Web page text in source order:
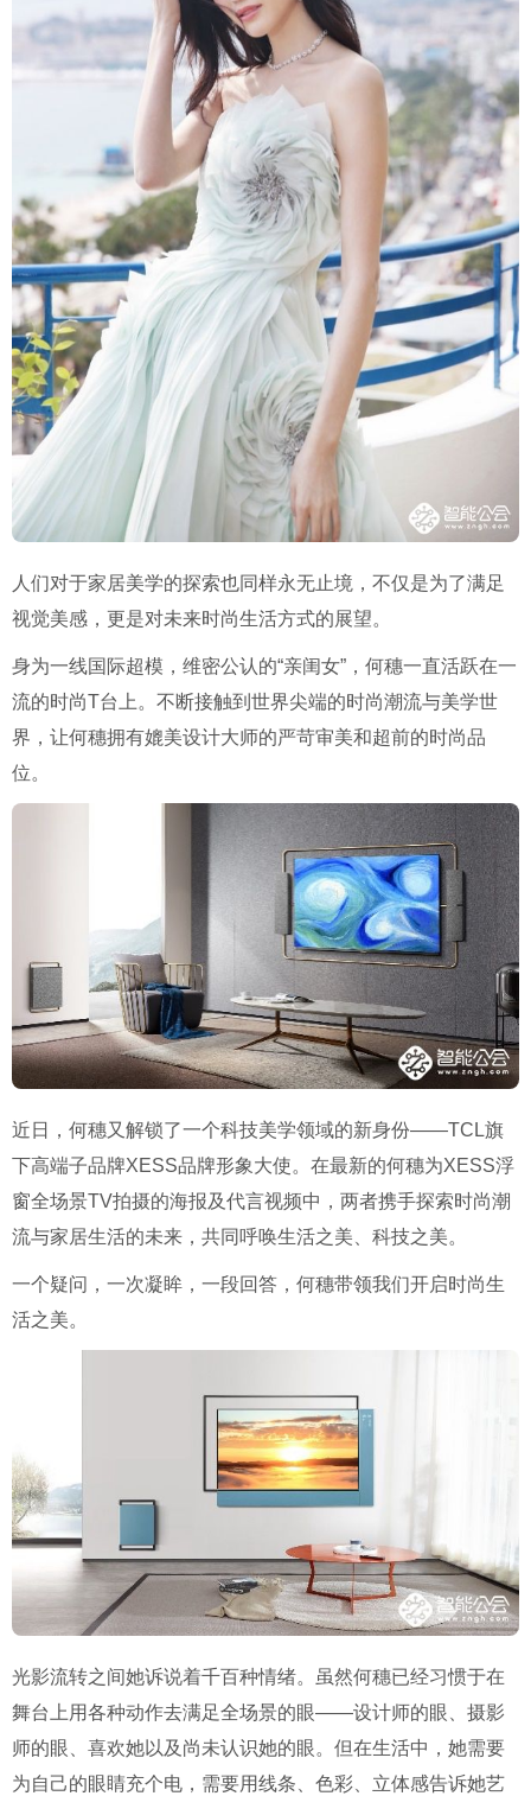
人们对于家居美学的探索也同样永无止境，不仅是为了满足
视觉美感，更是对未来时尚生活方式的展望。
身为一线国际超模，维密公认的“亲闺女”，何穗一直活跃在一
流的时尚T台上。不断接触到世界尖端的时尚潮流与美学世
界，让何穗拥有媲美设计大师的严苛审美和超前的时尚品
位。
近日，何穗又解锁了一个科技美学领域的新身份——TCL旗
下高端子品牌XESS品牌形象大使。在最新的何穗为XESS浮
窗全场景TV拍摄的海报及代言视频中，两者携手探索时尚潮
流与家居生活的未来，共同呼唤生活之美、科技之美。
一个疑问，一次凝眸，一段回答，何穗带领我们开启时尚生
活之美。
光影流转之间她诉说着千百种情绪。虽然何穗已经习惯于在
舞台上用各种动作去满足全场景的眼——设计师的眼、摄影
师的眼、喜欢她以及尚未认识她的眼。但在生活中，她需要
为自己的眼睛充个电，需要用线条、色彩、立体感告诉她艺